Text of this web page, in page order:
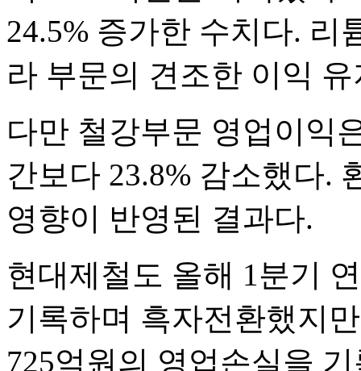
24.5% 증가한 수치다. 리
라 부문의 견조한 이익
다만 철강부문 영업이익
간보다 23.8% 감소했다.
영향이 반영된 결과다.
현대제철도 올해 1분기
기록하며 흑자전환했지
725억원의 영업손실을